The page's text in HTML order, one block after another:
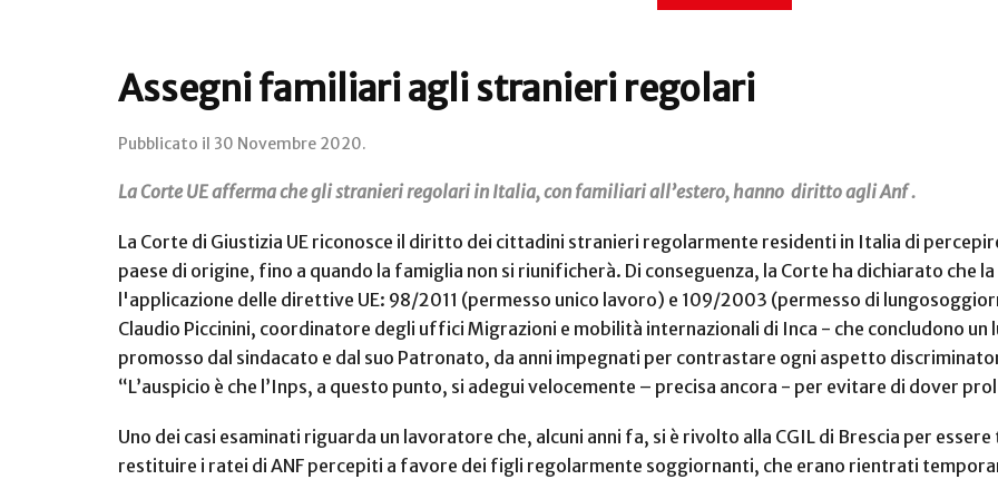
Assegni familiari agli stranieri regolari
Pubblicato il 30 Novembre 2020.
La Corte UE afferma che gli stranieri regolari in Italia, con familiari all’estero, hanno diritto agli Anf .
La Corte di Giustizia UE riconosce il diritto dei cittadini stranieri regolarmente residenti in Italia di
paese di origine, fino a quando la famiglia non si riunificherà. Di conseguenza, la Corte ha dichiarato
l'applicazione delle direttive UE: 98/2011 (permesso unico lavoro) e 109/2003 (permesso di
Claudio Piccinini, coordinatore degli uffici Migrazioni e mobilità internazionali di Inca - che concludono
promosso dal sindacato e dal suo Patronato, da anni impegnati per contrastare ogni aspetto
“L’auspicio è che l’Inps, a questo punto, si adegui velocemente – precisa ancora - per evitare di dover
Uno dei casi esaminati riguarda un lavoratore che, alcuni anni fa, si è rivolto alla CGIL di Brescia per
restituire i ratei di ANF percepiti a favore dei figli regolarmente soggiornanti, che erano rientrati